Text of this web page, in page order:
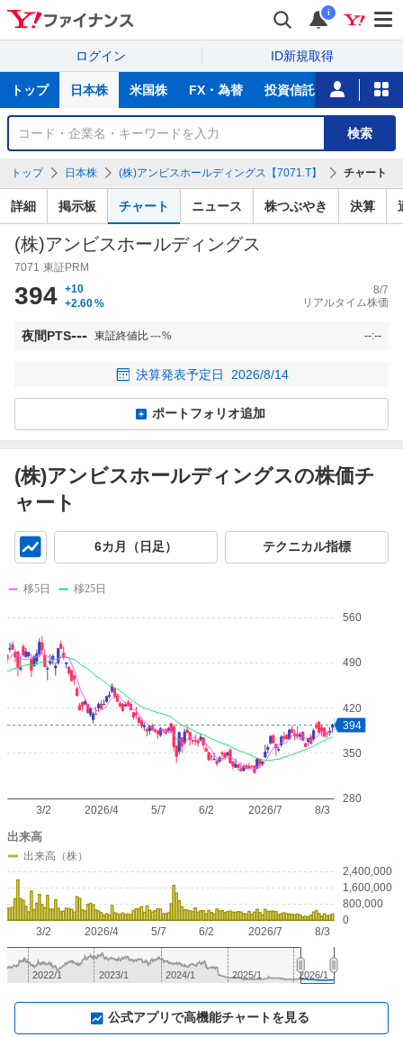
i
ログイン ID新規取得
サ
トップ 日本株 米国株 FX・為替 投資信託 ニュース
銘
検
索
検索
トップ 日本株 (株)アンビスホールディングス【7071.T】 チャート
詳細 掲示板 チャート ニュース 株つぶやき 決算
(株)アンビスホールディングス
7071 東証PRM
394 +10
+2.60%
8/7
リアルタイム株価
夜間PTS--- 東証終値比---% --:--
決算発表予定日 2026/8/14
ポートフォリオ追加
(株)アンビスホールディングスの株価チ
ャート
6カ月（日足） テクニカル指標
280
350
420
490
560
2026/4 2026/7
3/2 5/7 6/2 8/3
394
移5日 移25日
0
800,000
1,600,000
2,400,000
2026/4 2026/7
3/2 5/7 6/2 8/3
出来高
出来高（株）
2023/1 2025/1
2022/1 2024/1 2026/1
公式アプリで高機能チャートを見る